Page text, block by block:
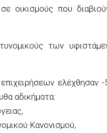
οικισμούς που
των
ελέχθησαν
αδικήματα:
Κανονισμού,